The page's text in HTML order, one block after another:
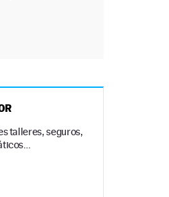
talleres, seguros,